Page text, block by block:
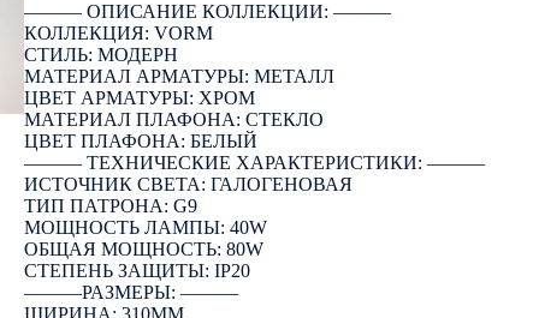
――― ОПИСАНИЕ КОЛЛЕКЦИИ: ―――
КОЛЛЕКЦИЯ: VORM
СТИЛЬ: МОДЕРН
МАТЕРИАЛ АРМАТУРЫ: МЕТАЛЛ
ЦВЕТ АРМАТУРЫ: ХРОМ
МАТЕРИАЛ ПЛАФОНА: СТЕКЛО
ЦВЕТ ПЛАФОНА: БЕЛЫЙ
――― ТЕХНИЧЕСКИЕ ХАРАКТЕРИСТИКИ: ―――
ИСТОЧНИК СВЕТА: ГАЛОГЕНОВАЯ
ТИП ПАТРОНА: G9
МОЩНОСТЬ ЛАМПЫ: 40W
ОБЩАЯ МОЩНОСТЬ: 80W
СТЕПЕНЬ ЗАЩИТЫ: IP20
―――РАЗМЕРЫ: ―――
ШИРИНА: 310ММ